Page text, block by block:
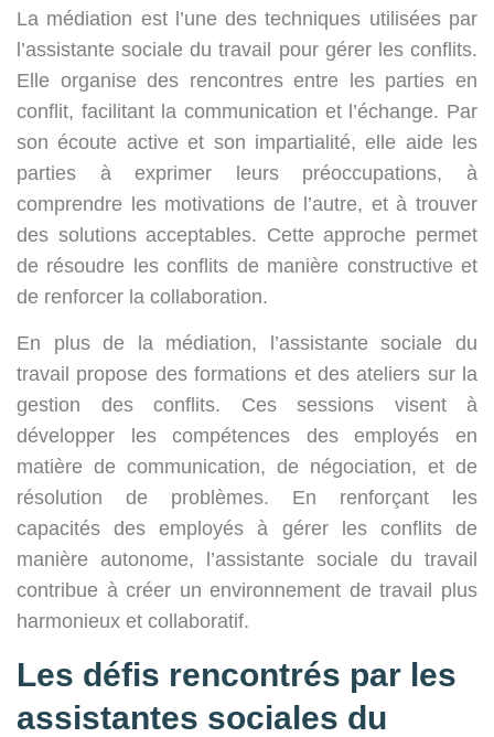
La médiation est l’une des techniques utilisées par
l’assistante sociale du travail pour gérer les conflits.
Elle organise des rencontres entre les parties en
conflit, facilitant la communication et l’échange. Par
son écoute active et son impartialité, elle aide les
parties à exprimer leurs préoccupations, à
comprendre les motivations de l’autre, et à trouver
des solutions acceptables. Cette approche permet
de résoudre les conflits de manière constructive et
de renforcer la collaboration.
En plus de la médiation, l’assistante sociale du
travail propose des formations et des ateliers sur la
gestion des conflits. Ces sessions visent à
développer les compétences des employés en
matière de communication, de négociation, et de
résolution de problèmes. En renforçant les
capacités des employés à gérer les conflits de
manière autonome, l’assistante sociale du travail
contribue à créer un environnement de travail plus
harmonieux et collaboratif.
Les défis rencontrés par les
assistantes sociales du